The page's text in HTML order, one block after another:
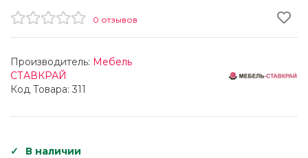
0 отзывов
Производитель: Мебель
СТАВКРАЙ
Код Товара: 311
В наличии